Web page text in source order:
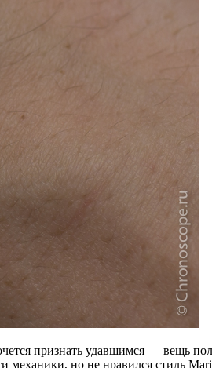
признать удавшимся — вещь
но не нравился стиль